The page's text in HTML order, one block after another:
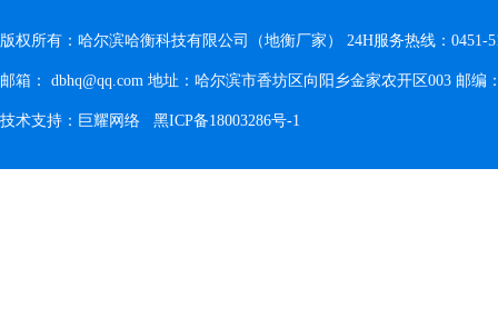
版权所有：哈尔滨哈衡科技有限公司（地衡厂家） 24H服务热线：0451-
邮箱： dbhq@qq.com 地址：哈尔滨市香坊区向阳乡金家农开区003 邮编
技术支持： 巨耀网络 黑ICP备18003286号-1